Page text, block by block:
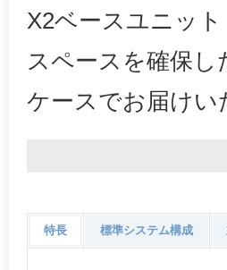
X2ベースユニッ
スペースを確保
ケースでお届けい
特長 標準システム構成